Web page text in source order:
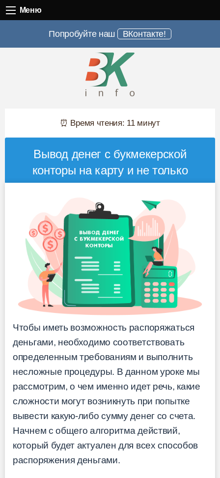
Меню
Попробуйте наш ВКонтакте!
⏰ Время чтения: 11 минут
Вывод денег с букмекерской
конторы на карту и не только
Чтобы иметь возможность распоряжаться
деньгами, необходимо соответствовать
определенным требованиям и выполнить
несложные процедуры. В данном уроке мы
рассмотрим, о чем именно идет речь, какие
сложности могут возникнуть при попытке
вывести какую-либо сумму денег со счета.
Начнем с общего алгоритма действий,
который будет актуален для всех способов
распоряжения деньгами.